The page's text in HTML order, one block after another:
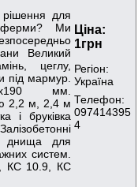
рішення для
ферми? Ми
Великий
цеглу,
під мармур.
мм.
2,2 м, 2,4 м
і бруківка
днища для
систем.
КС 10.9, КС
Ціна:
1грн
Регіон:
Україна
Телефон:
097414395
4